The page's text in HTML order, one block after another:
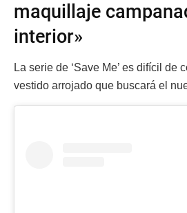
maquillaje
interior»
La serie de ‘Save Me’ es difícil de
vestido arrojado que buscará el